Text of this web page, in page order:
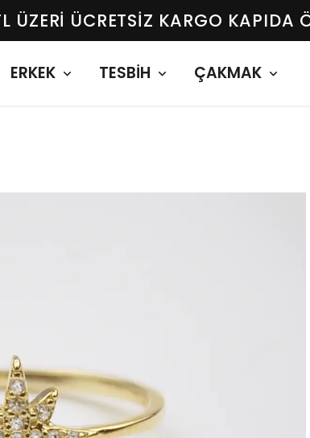
ÜZERI ÜCRETSIZ KARGO KAPIDA
ERKEK TESBİH ÇAKMAK